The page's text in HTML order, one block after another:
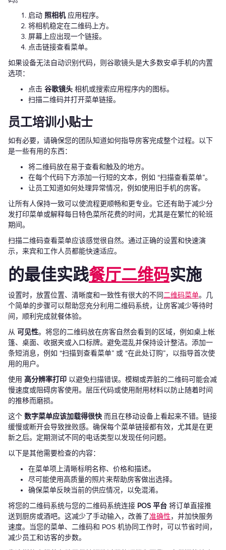
启动 照相机应用程序。
将相机稳定在二维码上方。
屏幕上应出现一个链接。
点击链接查看菜单。
如果设备无法自动识别代码，则谷歌镜头是大多数安卓手机的内置
选项：
点击 谷歌镜头 相机或搜索应用程序内的图标。
扫描二维码并打开菜单链接。
员工培训小贴士
如有必要，请确保您的团队知道如何指导房客完成整个过程。以下
是一些有用的东西：
将二维码放在易于查看和触及的地方。
在每个代码下方添加一行短的文本，例如 “扫描查看菜单”。
让员工知道如何处理异常情况，例如使用旧手机的房客。
让所有人保持一致可以使流程更顺畅和更专业。它还有助于减少分
发打印菜单或解释每日特色菜所花费的时间，尤其是在繁忙的轮班
期间。
扫描二维码查看菜单应该感觉很自然。通过正确的设置和快速演
示，来宾和工作人员都能快速适应。
的最佳实践餐厅二维码实施
设置时，放置位置、清晰度和一致性有很大的不同二维码菜单。几
个简单的步骤可以帮助您充分利用二维码系统，让房客减少等待时
间，顺利完成就餐体验。
从 可见性。将您的二维码放在房客自然会看到的区域，例如桌上帐
篷、桌面、收据夹或入口标牌。避免混乱并保持设计整洁。添加一
条短消息，例如 “扫描到查看菜单” 或 “在此处订购”，以指导首次使
用的用户。
使用 高分辨率打印 以避免扫描错误。模糊或弄脏的二维码可能会减
慢速度或阻碍房客使用。层压代码或使用耐用材料以防止随着时间
的推移而磨损。
这个 数字菜单应该加载得很快 而且在移动设备上看起来不错。链接
缓慢或断开会导致挫败感。确保每个菜单链接都有效，尤其是在更
新之后。定期测试不同的电话类型以发现任何问题。
以下是其他需要检查的内容：
在菜单项上清晰标明名称、价格和描述。
尽可能使用高质量的照片来帮助房客做出选择。
确保菜单反映当前的供应情况，以免混淆。
将您的二维码系统与您的二维码系统连接 POS 平台 将订单直接推
送到厨房或酒吧。这减少了手动输入，改善了准确性，并加快服务
速度。当您的菜单、二维码和 POS 机协同工作时，可以节省时间，
减少员工和访客的步数。